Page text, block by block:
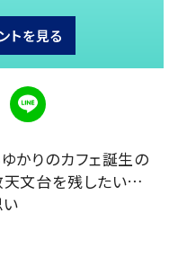
トを見る
かりのカフェ誕生の
文台を残したい…